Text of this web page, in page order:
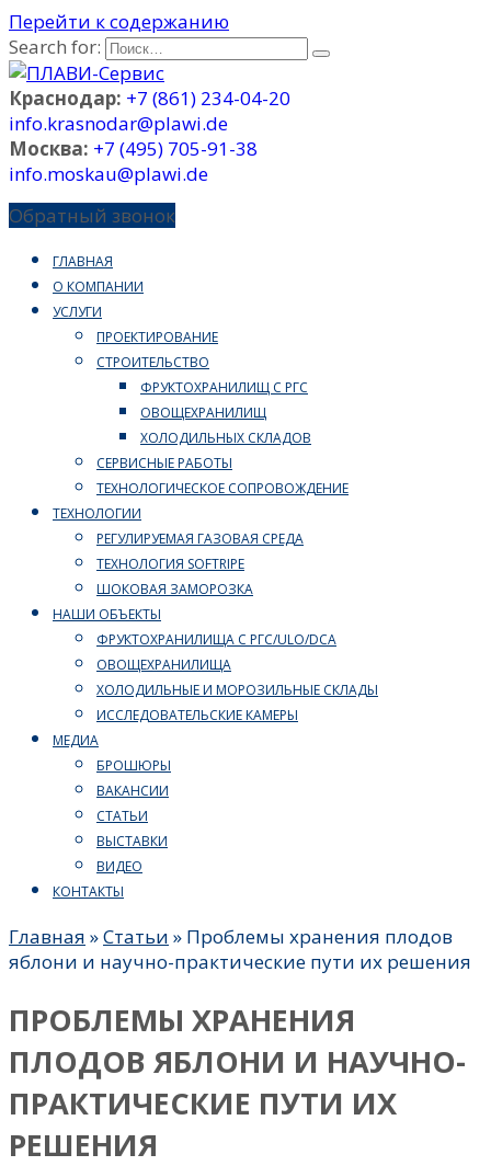
Перейти к содержанию
Search for:
Краснодар: +7 (861) 234-04-20
info.krasnodar@plawi.de
Москва: +7 (495) 705-91-38
info.moskau@plawi.de
Обратный звонок
ГЛАВНАЯ
О КОМПАНИИ
УСЛУГИ
ПРОЕКТИРОВАНИЕ
СТРОИТЕЛЬСТВО
ФРУКТОХРАНИЛИЩ С РГС
ОВОЩЕХРАНИЛИЩ
ХОЛОДИЛЬНЫХ СКЛАДОВ
СЕРВИСНЫЕ РАБОТЫ
ТЕХНОЛОГИЧЕСКОЕ СОПРОВОЖДЕНИЕ
ТЕХНОЛОГИИ
РЕГУЛИРУЕМАЯ ГАЗОВАЯ СРЕДА
ТЕХНОЛОГИЯ SOFTRIPE
ШОКОВАЯ ЗАМОРОЗКА
НАШИ ОБЪЕКТЫ
ФРУКТОХРАНИЛИЩА С РГС/ULO/DCA
ОВОЩЕХРАНИЛИЩА
ХОЛОДИЛЬНЫЕ И МОРОЗИЛЬНЫЕ СКЛАДЫ
ИССЛЕДОВАТЕЛЬСКИЕ КАМЕРЫ
МЕДИА
БРОШЮРЫ
ВАКАНСИИ
СТАТЬИ
ВЫСТАВКИ
ВИДЕО
КОНТАКТЫ
Главная »Статьи » Проблемы хранения плодов
яблони и научно-практические пути их решения
ПРОБЛЕМЫ ХРАНЕНИЯ
ПЛОДОВ ЯБЛОНИ И НАУЧНО-
ПРАКТИЧЕСКИЕ ПУТИ ИХ
РЕШЕНИЯ